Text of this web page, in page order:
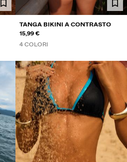
TANGA BIKINI A CONTRASTO
15,99 €
4 COLORI